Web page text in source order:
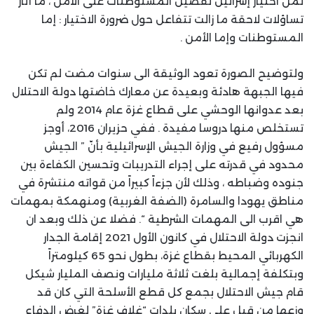
تساؤلات لاحقة ما زالت تتفاعل حول ضرورة الاختيار : إما
المستوطنات وإما الأمن .
ولتوضيح الصورة تعود الوثيقة الى سنوات مضت لم تكن
فيها الجبهة هادئة وبعيدة عن معارك خاضتها دولة الاحتلال
بعد عدوانها الوحشي على قطاع غزة عام 2014 ولم
تستخلص منها دروسا مفيدة . ففي حزيران 2016، أوجز
مسؤول رفيع في وزارة الجيش الإسرائيلية بأنّ ” الجيش
محدود في قدرته على إجراء التدريبات وتحسين الكفاءة بين
جنوده وضباطه ، وذلك لأن جزءاً كبيراً من قواته منتشرة في
مناطق يهودا والسامرة (الضفة الغربية) ومنهمكة بمهمات
هي اقرب الى المهمات الشرطية “. فضلا عن ذلك وبعد ان
انجزت دولة الاحتلال في كانون الأول 2021 إقامة الجدار
الكهربائي المحيط بقطاع غزة، بطول نحو 65 كيلومتراً
وبتكلفة إجمالية بلغت ثلاثة مليارات ونصف المليار شيكل
قام جيش الاحتلال بجمع كل قطع الأسلحة التي كان قد
وزعها من قبل على سكان بلدات “غلاف غزة” لغرض الدفاع